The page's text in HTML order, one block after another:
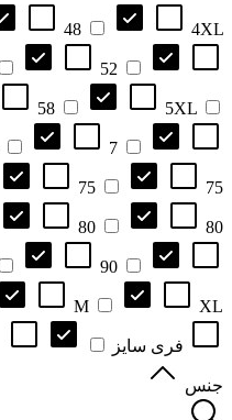
48 4XL
52
58 5XL
7
75 75-کاپ A
80 80 الی 85
90
M XL
فری سایز
جنس